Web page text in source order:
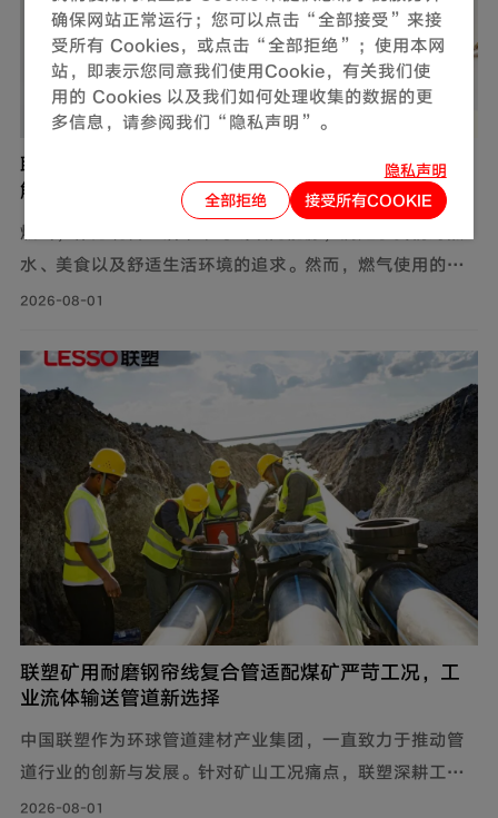
联塑燃气用不锈钢波纹软管，完善家装定制化管道
解决方案
燃气，作为现代生活中不可或缺的能源，满足了我们对热
水、美食以及舒适生活环境的追求。然而，燃气使用的安
全问题同样需要关注。联塑围绕家装场景打造定制化管道
质保障家庭用气流畅稳定，为住户营造安心居家环境。
2026-08-01
联塑矿用耐磨钢帘线复合管适配煤矿严苛工况，工
业流体输送管道新选择
中国联塑作为环球管道建材产业集团，一直致力于推动管
道行业的创新与发展。针对矿山工况痛点，联塑深耕工业
流体输送管道领域，为解决煤矿井下钢制管道腐蚀严重、
2026-08-01
确保网站正常运行；您可以点击“全部接受”来接
受所有 Cookies，或点击“全部拒绝”；使用本网
站，即表示您同意我们使用Cookie，有关我们使
用的 Cookies 以及我们如何处理收集的数据的更
多信息，请参阅我们“隐私声明”。
隐私声明
全部拒绝
接受所有COOKIE